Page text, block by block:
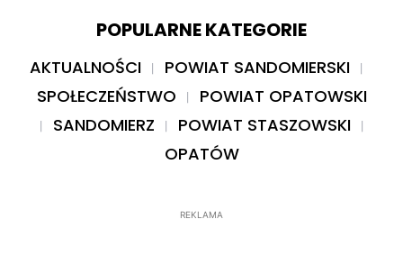
POPULARNE KATEGORIE
AKTUALNOŚCI
POWIAT SANDOMIERSKI
SPOŁECZEŃSTWO
POWIAT OPATOWSKI
SANDOMIERZ
POWIAT STASZOWSKI
OPATÓW
REKLAMA